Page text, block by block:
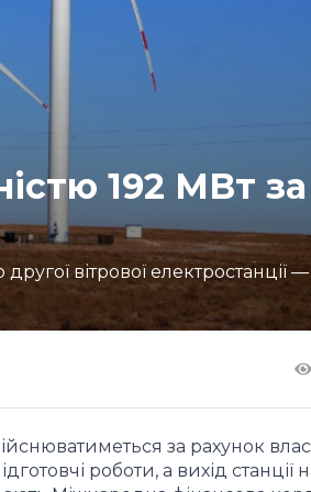
192 МВт за
вітрової електростанції
за рахунок
роботи, а вихід станції